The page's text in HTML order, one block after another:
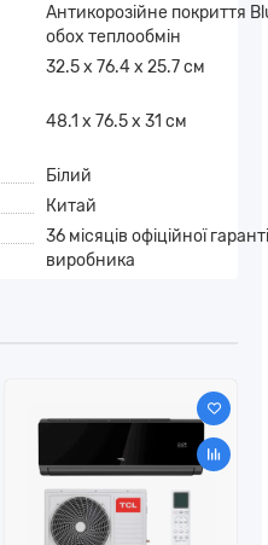
Антикорозійне покриття
обох теплообмін
32.5 х 76.4 х 25.7 см
48.1 х 76.5 х 31 см
Білий
Китай
36 місяців офіційної
виробника